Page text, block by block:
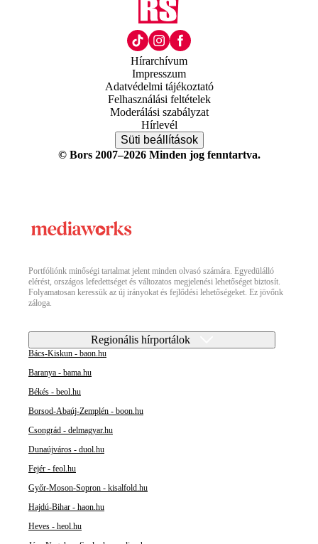
Hírarchívum
Impresszum
Adatvédelmi tájékoztató
Felhasználási feltételek
Moderálási szabályzat
Hírlevél
Süti beállítások
© Bors 2007–2026 Minden jog fenntartva.
Portfóliónk minőségi tartalmat jelent minden olvasó számára. Egyedülálló
elérést, országos lefedettséget és változatos megjelenési lehetőséget biztosít.
Folyamatosan keressük az új irányokat és fejlődési lehetőségeket. Ez jövőnk
záloga.
Regionális hírportálok
Bács-Kiskun - baon.hu
Baranya - bama.hu
Békés - beol.hu
Borsod-Abaúj-Zemplén - boon.hu
Csongrád - delmagyar.hu
Dunaújváros - duol.hu
Fejér - feol.hu
Győr-Moson-Sopron - kisalfold.hu
Hajdú-Bihar - haon.hu
Heves - heol.hu